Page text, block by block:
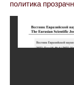
политика